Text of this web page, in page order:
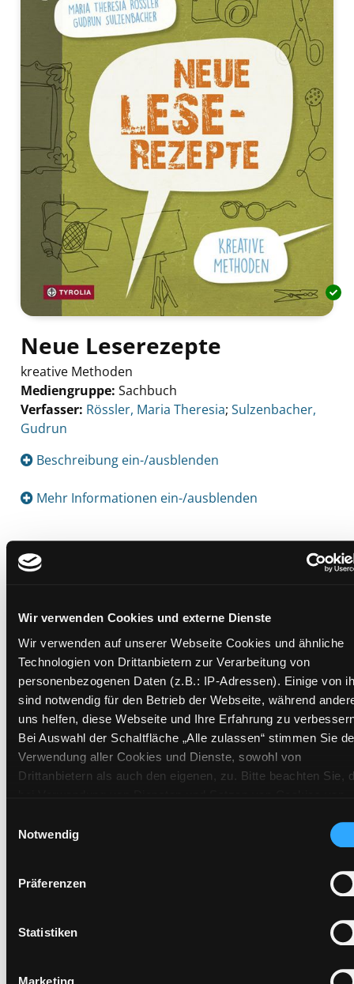
Wir verwenden Cookies und externe Dienste
Wir verwenden auf unserer Webseite Cookies und ähnliche
Technologien von Drittanbietern zur Verarbeitung von
personenbezogenen Daten (z.B.: IP-Adressen). Einige von
sind notwendig für den Betrieb der Webseite, während
uns helfen, diese Webseite und Ihre Erfahrung zu
Bei Auswahl der Schaltfläche „Alle zulassen“ stimmen Sie
Verwendung aller Cookies und Dienste, sowohl von
Drittanbietern als auch den eigenen, zu. Bitte beachten Sie,
(Länder außerhalb des EWR ohne adäquates
Datenschutzniveau) stattfinden kann. In diesem
ausgeschlossen werden. Eine Verarbeitung durch solche
Einwilligung erteilen („Auswahl erlauben“) oder auf die
Schaltfläche „Alle zulassen“ klicken. Unter dem Punkt
Notwendig
Präferenzen
Statistiken
Neue Leserezepte
kreative Methoden
Mediengruppe: Sachbuch
Verfasser: Suche nach diesem Verfasser
Rössler, Maria Theresia; Sulzenbacher,
Gudrun
Beschreibung ein-/ausblenden
Mehr Informationen ein-/ausblenden
Exemplare
Signatur: PN.SML ROES
Standort 2: Ausleihe
Status:
Verfügbar
Vorbestellungen: 0
Mediengruppe:Sachbuch
Frist:
Barcode:1607SB02466
Signatur:
Status:
Mediengruppe: